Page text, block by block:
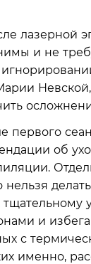
лазерной
и не
Невской,
первого
об
нельзя
и
с
именно,